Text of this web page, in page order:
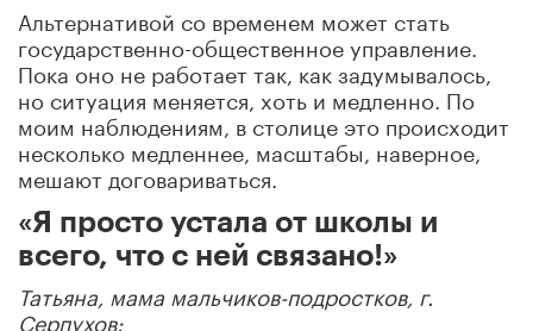
Альтернативой со временем может стать
государственно-общественное управление.
Пока оно не работает так, как задумывалось,
но ситуация меняется, хоть и медленно. По
моим наблюдениям, в столице это происходит
несколько медленнее, масштабы, наверное,
мешают договариваться.
«Я просто устала от школы и
всего, что с ней связано!»
Татьяна, мама мальчиков-подростков, г.
Серпухов: